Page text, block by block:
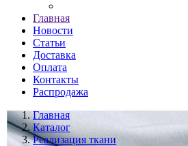
Главная
Новости
Статьи
Доставка
Оплата
Контакты
Распродажа
Главная
Каталог
Реализация ткани